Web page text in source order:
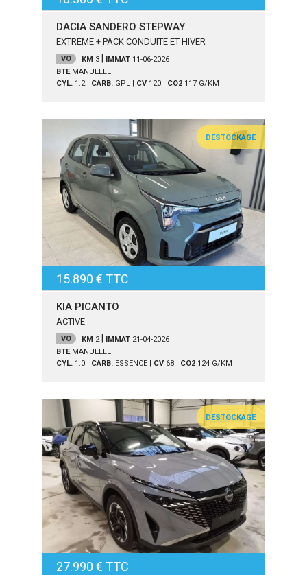
DACIA SANDERO STEPWAY
EXTREME + PACK CONDUITE ET HIVER
VO KM 3 IMMAT 11-06-2026
BTE MANUELLE
CYL. 1.2| CARB. GPL| CV 120| CO2 117G/KM
DESTOCKAGE
15.890 € TTC
KIA PICANTO
ACTIVE
VO KM 2 IMMAT 21-04-2026
BTE MANUELLE
CYL. 1.0| CARB. ESSENCE| CV 68| CO2 124G/KM
DESTOCKAGE
27.990 € TTC